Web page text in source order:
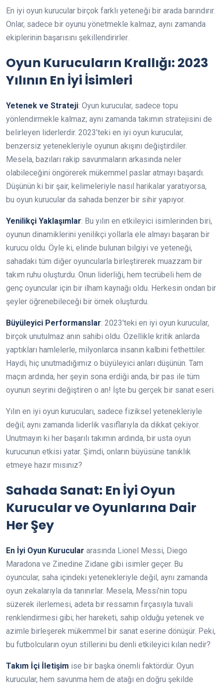
En iyi oyun kurucular birçok farklı yeteneği bir arada barındırır.
Onlar, sadece bir oyunu yönetmekle kalmaz, aynı zamanda
ekiplerinin başarısını şekillendirirler.
Oyun Kurucuların Krallığı: 2023
Yılının En İyi İsimleri
Yetenek ve Strateji: Oyun kurucular, sadece topu
yönlendirmekle kalmaz; aynı zamanda takımın stratejisini de
belirleyen liderlerdir. 2023’teki en iyi oyun kurucular,
benzersiz yetenekleriyle oyunun akışını değiştirdiler.
Mesela, bazıları rakip savunmaların arkasında neler
olabileceğini öngörerek mükemmel paslar atmayı başardı.
Düşünün ki bir şair, kelimeleriyle nasıl harikalar yaratıyorsa,
bu oyun kurucular da sahada benzer bir sihir yapıyor.
Yenilikçi Yaklaşımlar: Bu yılın en etkileyici isimlerinden biri,
oyunun dinamiklerini yenilikçi yollarla ele almayı başaran bir
kurucu oldu. Öyle ki, elinde bulunan bilgiyi ve yeteneği,
sahadaki tüm diğer oyuncularla birleştirerek muazzam bir
takım ruhu oluşturdu. Onun liderliği, hem tecrübeli hem de
genç oyuncular için bir ilham kaynağı oldu. Herkesin ondan bir
şeyler öğrenebileceği bir örnek oluşturdu.
Büyüleyici Performanslar: 2023'teki en iyi oyun kurucular,
birçok unutulmaz anın sahibi oldu. Özellikle kritik anlarda
yaptıkları hamlelerle, milyonlarca insanın kalbini fethettiler.
Haydi, hiç unutmadığımız o büyüleyici anları düşünün. Tam
maçın ardında, her şeyin sona erdiği anda, bir pas ile tüm
oyunun seyrini değiştiren o an! İşte bu gerçek bir sanat eseri.
Yılın en iyi oyun kurucuları, sadece fiziksel yetenekleriyle
değil; aynı zamanda liderlik vasıflarıyla da dikkat çekiyor.
Unutmayın ki her başarılı takımın ardında, bir usta oyun
kurucunun etkisi yatar. Şimdi, onların büyüsüne tanıklık
etmeye hazır mısınız?
Sahada Sanat: En İyi Oyun
Kurucular ve Oyunlarına Dair
Her Şey
En İyi Oyun Kurucular arasında Lionel Messi, Diego
Maradona ve Zinedine Zidane gibi isimler geçer. Bu
oyuncular, saha içindeki yetenekleriyle değil, aynı zamanda
oyun zekalarıyla da tanınırlar. Mesela, Messi’nin topu
süzerek ilerlemesi, adeta bir ressamın fırçasıyla tuvali
renklendirmesi gibi; her hareketi, sahip olduğu yetenek ve
azimle birleşerek mükemmel bir sanat eserine dönüşür. Peki,
bu futbolcuların oyun stillerini bu denli etkileyici kılan nedir?
Takım İçi İletişim ise bir başka önemli faktördür. Oyun
kurucular, hem savunma hem de atağı en doğru şekilde